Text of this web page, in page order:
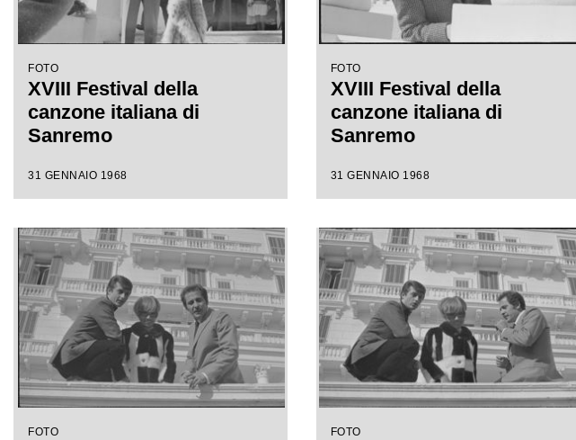
FOTO
XVIII Festival della
canzone italiana di
Sanremo
31 GENNAIO 1968
FOTO
XVIII Festival della
canzone italiana di
Sanremo
31 GENNAIO 1968
FOTO FOTO